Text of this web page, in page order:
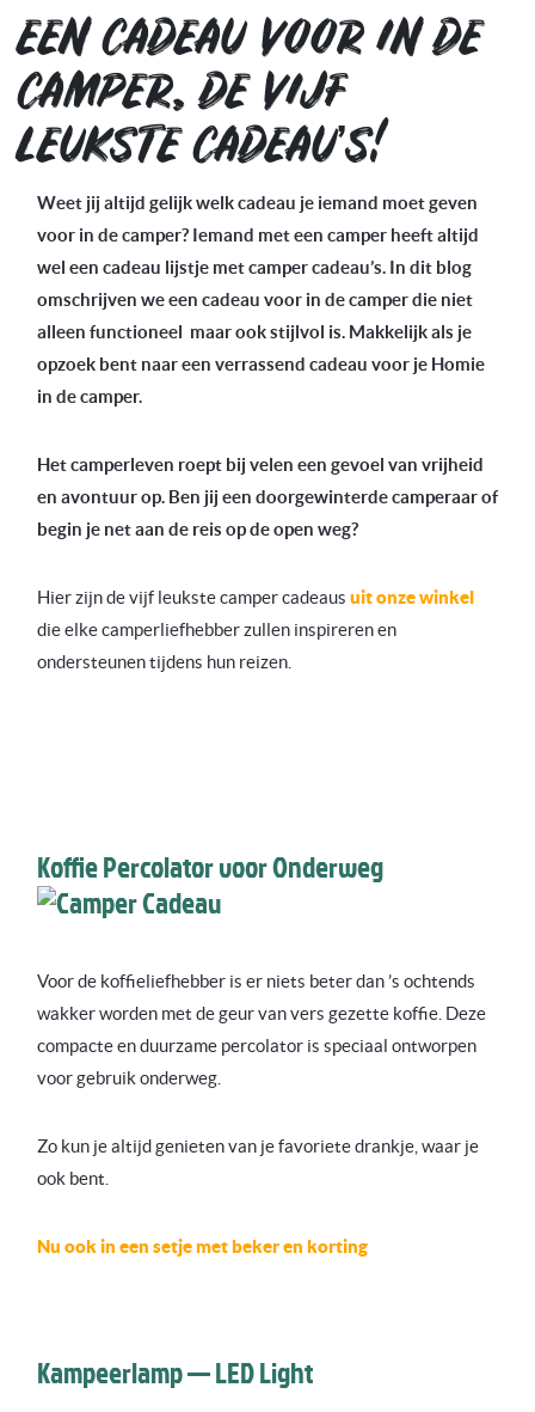
EEN CADEAU VOOR IN DE
CAMPER, DE VIJF
LEUKSTE CADEAU’S!
Weet jij altijd gelijk welk cadeau je iemand moet geven
voor in de camper? Iemand met een camper heeft altijd
wel een cadeau lijstje met camper cadeau’s. In dit blog
omschrijven we een cadeau voor in de camper die niet
alleen functioneel maar ook stijlvol is. Makkelijk als je
opzoek bent naar een verrassend cadeau voor je Homie
in de camper.
Het camperleven roept bij velen een gevoel van vrijheid
en avontuur op. Ben jij een doorgewinterde camperaar of
begin je net aan de reis op de open weg?
Hier zijn de vijf leukste camper cadeaus uit onze winkel
die elke camperliefhebber zullen inspireren en
ondersteunen tijdens hun reizen.
Koffie Percolator voor Onderweg
Voor de koffieliefhebber is er niets beter dan ’s ochtends
wakker worden met de geur van vers gezette koffie. Deze
compacte en duurzame percolator is speciaal ontworpen
voor gebruik onderweg.
Zo kun je altijd genieten van je favoriete drankje, waar je
ook bent.
Nu ook in een setje met beker en korting
Kampeerlamp — LED Light